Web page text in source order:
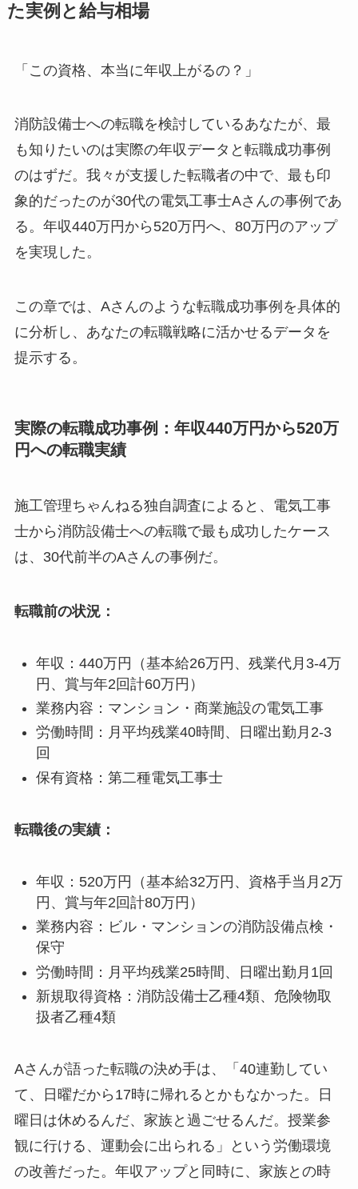
た実例と給与相場
「この資格、本当に年収上がるの？」
消防設備士への転職を検討しているあなたが、最
も知りたいのは実際の年収データと転職成功事例
のはずだ。我々が支援した転職者の中で、最も印
象的だったのが30代の電気工事士Aさんの事例であ
る。年収440万円から520万円へ、80万円のアップ
を実現した。
この章では、Aさんのような転職成功事例を具体的
に分析し、あなたの転職戦略に活かせるデータを
提示する。
実際の転職成功事例：年収440万円から520万
円への転職実績
施工管理ちゃんねる独自調査によると、電気工事
士から消防設備士への転職で最も成功したケース
は、30代前半のAさんの事例だ。
転職前の状況：
年収：440万円（基本給26万円、残業代月3-4万
円、賞与年2回計60万円）
業務内容：マンション・商業施設の電気工事
労働時間：月平均残業40時間、日曜出勤月2-3
回
保有資格：第二種電気工事士
転職後の実績：
年収：520万円（基本給32万円、資格手当月2万
円、賞与年2回計80万円）
業務内容：ビル・マンションの消防設備点検・
保守
労働時間：月平均残業25時間、日曜出勤月1回
新規取得資格：消防設備士乙種4類、危険物取
扱者乙種4類
Aさんが語った転職の決め手は、「40連勤してい
て、日曜だから17時に帰れるとかもなかった。日
曜日は休めるんだ、家族と過ごせるんだ。授業参
観に行ける、運動会に出られる」という労働環境
の改善だった。年収アップと同時に、家族との時